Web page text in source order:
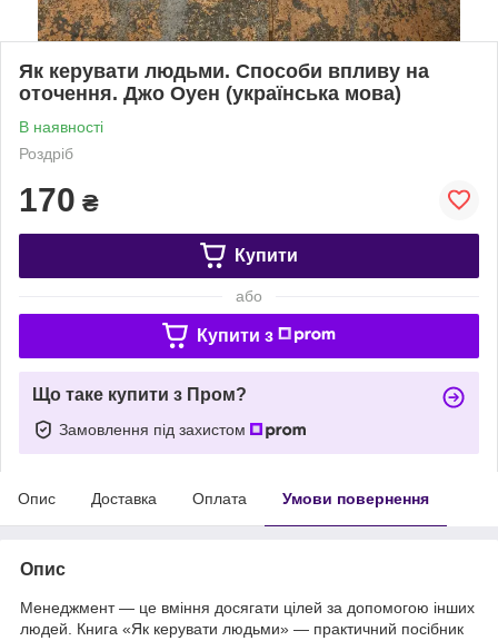
Як керувати людьми. Способи впливу на
оточення. Джо Оуен (українська мова)
В наявності
Роздріб
170 ₴
Купити
або
Купити з
Що таке купити з Пром?
Замовлення під захистом
Опис Доставка Оплата Умови повернення
Опис
Менеджмент — це вміння досягати цілей за допомогою інших
людей. Книга «Як керувати людьми» — практичний посібник